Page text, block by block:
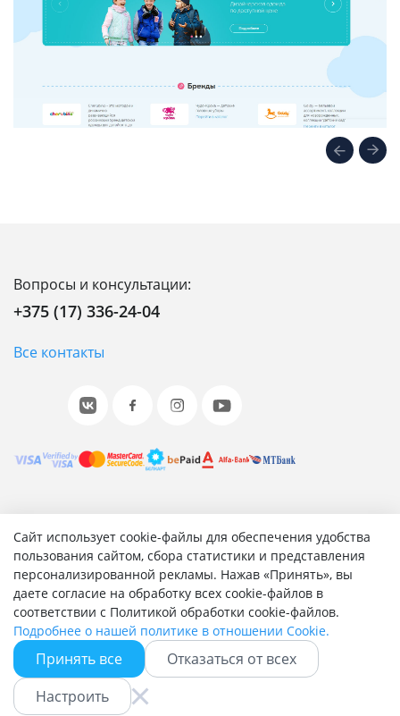
Сайт использует cookie-файлы для обеспечения удобства
пользования сайтом, сбора статистики и представления
персонализированной рекламы. Нажав «Принять», вы
даете согласие на обработку всех cookie-файлов в
соответствии с Политикой обработки cookie-файлов.
Подробнее о нашей политике в отношении Cookie.
Принять все
Отказаться от всех
Настроить
Вопросы и консультации:
+375 (17) 336-24-04
Все контакты
© 2001-2026 «Битрикс», «1С-Битрикс». Работает на 1С-
Битрикс: Управление сайтом.
Согласие на обработку персональных данных
Отзыв согласия на обработку персональных данных
Политика обработки персональных данных
Соглашение об использовании сайта